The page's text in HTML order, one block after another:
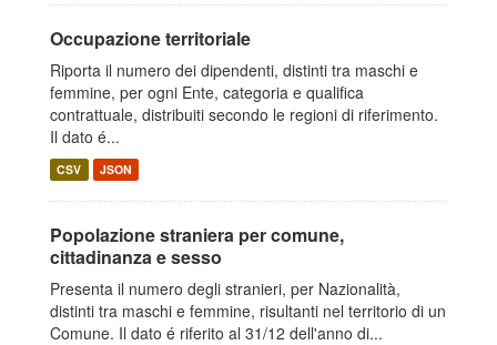
Occupazione territoriale
Riporta il numero dei dipendenti, distinti tra maschi e
femmine, per ogni Ente, categoria e qualifica
contrattuale, distribuiti secondo le regioni di riferimento.
Il dato é...
CSV JSON
Popolazione straniera per comune,
cittadinanza e sesso
Presenta il numero degli stranieri, per Nazionalità,
distinti tra maschi e femmine, risultanti nel territorio di un
Comune. Il dato é riferito al 31/12 dell'anno di...